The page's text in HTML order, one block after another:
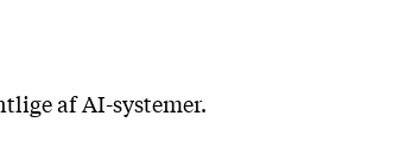
af AI-systemer.